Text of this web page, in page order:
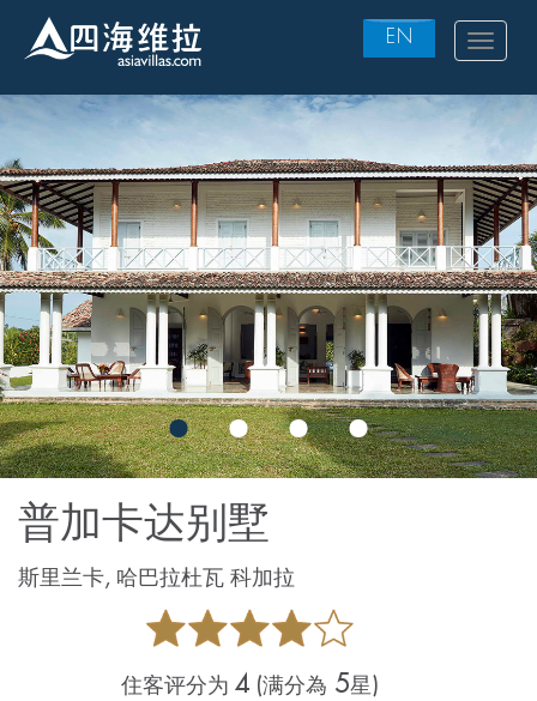
Skip
to
content
EN Toggle
普加卡达别墅
斯里兰卡, 哈巴拉杜瓦 科加拉
住客评分为4 (满分為 5星)